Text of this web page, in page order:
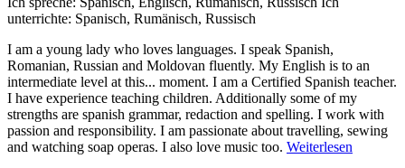
unterrichte: Spanisch, Rumänisch, Russisch
I am a young lady who loves languages. I speak Spanish,
Romanian, Russian and Moldovan fluently. My English is to an
intermediate level at this... moment. I am a Certified Spanish teacher.
I have experience teaching children. Additionally some of my
strengths are spanish grammar, redaction and spelling. I work with
passion and responsibility. I am passionate about travelling, sewing
and watching soap operas. I also love music too. Weiterlesen